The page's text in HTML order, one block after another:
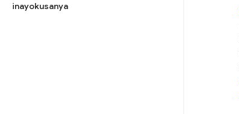
inayokusanya